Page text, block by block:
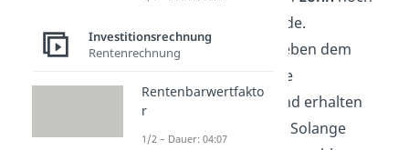
nicht gezahlt wurde.
Die Mitarbeiter geben dem
Unternehmen ihre
Arbeitsleistung und erhalten
dafür einen Lohn. Solange
Investitionsrechnung
Rentenrechnung
Rentenbarwertfakto
r
1/2 – Dauer: 04:07